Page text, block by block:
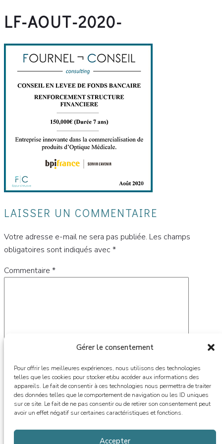
Gérer le consentement
Pour offrir les meilleures expériences, nous utilisons des technologies
telles que les cookies pour stocker et/ou accéder aux informations des
appareils. Le fait de consentir à ces technologies nous permettra de traiter
des données telles que le comportement de navigation ou les ID uniques
sur ce site. Le fait de ne pas consentir ou de retirer son consentement peut
avoir un effet négatif sur certaines caractéristiques et fonctions.
Accepter
LF-AOUT-2020-
LAISSER UN COMMENTAIRE
Votre adresse e-mail ne sera pas publiée. Les champs
obligatoires sont indiqués avec *
Commentaire *
Nom*